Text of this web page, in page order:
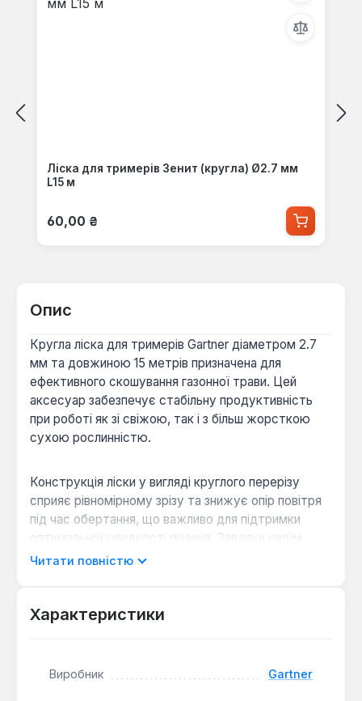
Ліска для тримерів Зенит (кругла) Ø2.7 мм
L15 м
Звичайна ціна:
60,00 ₴
Опис
Кругла ліска для тримерів Gartner діаметром 2.7
мм та довжиною 15 метрів призначена для
ефективного скошування газонної трави. Цей
аксесуар забезпечує стабільну продуктивність
при роботі як зі свіжою, так і з більш жорсткою
сухою рослинністю.
Конструкція ліски у вигляді круглого перерізу
сприяє рівномірному зрізу та знижує опір повітря
під час обертання, що важливо для підтримки
оптимальної швидкості різання. Завдяки своїм
параметрам, ліска легко встановлюється в
роботу.
справляється зі скошуванням різних типів
Читати повністю
Характеристики
Виробник Gartner